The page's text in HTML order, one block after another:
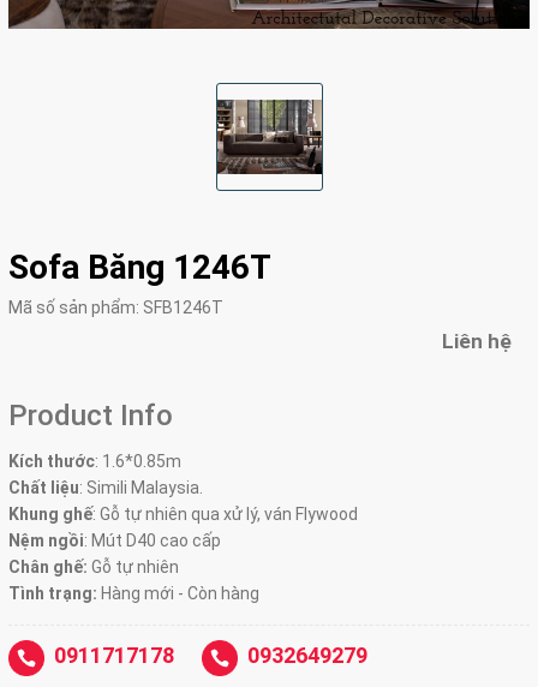
Sofa Băng 1246T
Mã số sản phẩm: SFB1246T
Liên hệ
Product Info
Kích thước: 1.6*0.85m
Chất liệu: Simili Malaysia.
Khung ghế: Gỗ tự nhiên qua xử lý, ván Flywood
Nệm ngồi: Mút D40 cao cấp
Chân ghế: Gỗ tự nhiên
Tình trạng: Hàng mới - Còn hàng
0911717178 0932649279